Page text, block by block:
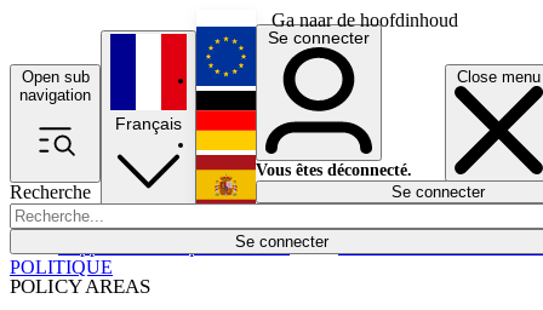
Ga naar de hoofdinhoud
Open sub
navigation
Close menu
Recherche
Se connecter
POLICY AREAS
Économie
Français
English
Deutsch
Español
Se connecter
Vous êtes déconnecté.
Se connecter
POLITIQUE